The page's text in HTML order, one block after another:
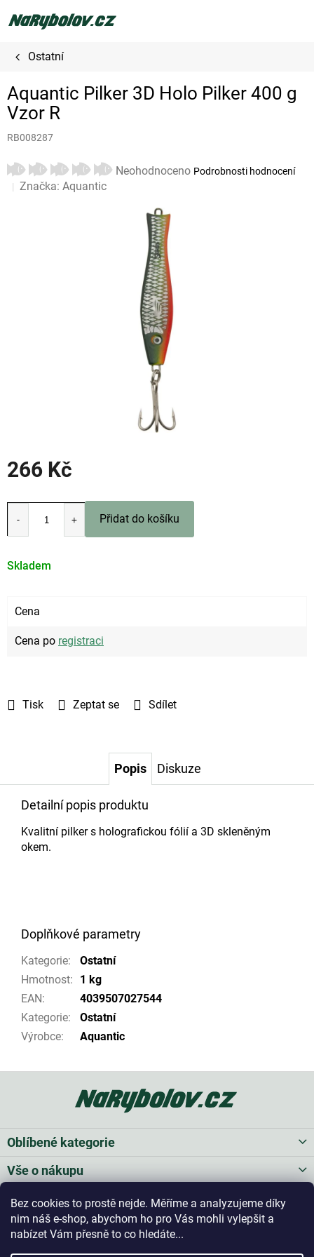
Bez cookies to prostě nejde. Měříme a analyzujeme díky
nim náš e-shop, abychom ho pro Vás mohli vylepšit a
nabízet Vám přesně to co hledáte...
na
Ostatní
Aquantic Pilker 3D Holo Pilker 400 g
Vzor R
RB008287
Průměrné
hodnocení
hvězdiček.
Neohodnoceno Podrobnosti hodnocení
Značka: Aquantic
266 Kč
Skladem
Přidat do košíku
Tisk Zeptat se Sdílet
Cena
Cena po registraci
Popis Diskuze
Detailní popis produktu
Kvalitní pilker s holografickou fólií a 3D skleněným
okem.
Doplňkové parametry
Kategorie:
Ostatní
Hmotnost:
1 kg
EAN:
4039507027544
Kategorie:
Ostatní
Výrobce: Aquantic
Oblíbené kategorie
Vše o nákupu
Kontakt